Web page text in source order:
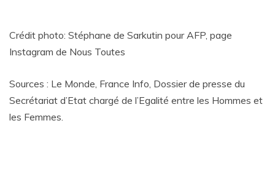
Crédit photo: Stéphane de Sarkutin pour AFP, page
Instagram de Nous Toutes
Sources : Le Monde, France Info, Dossier de presse du
Secrétariat d’Etat chargé de l’Egalité entre les Hommes et
les Femmes.